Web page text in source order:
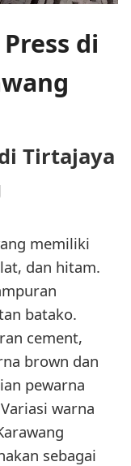
di
Tirtajaya
memiliki
dan hitam.
batako.
cement,
brown dan
pewarna
warna
sebagai